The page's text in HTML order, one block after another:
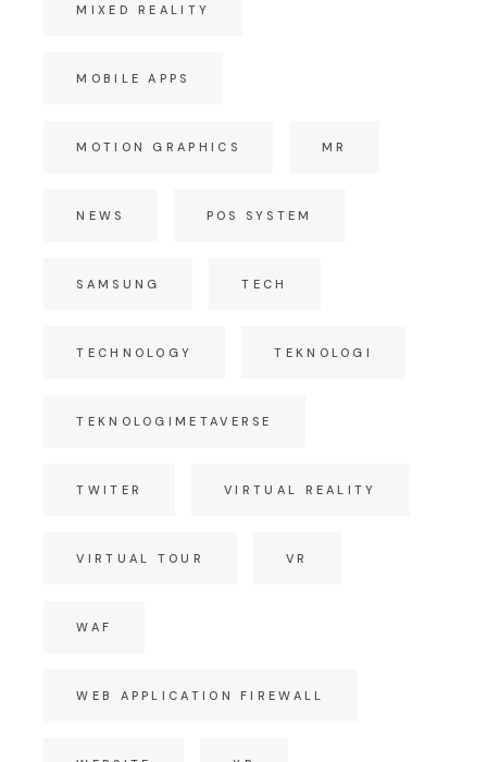
MIXED REALITY
MOBILE APPS
MOTION GRAPHICS MR
NEWS POS SYSTEM
SAMSUNG TECH
TECHNOLOGY TEKNOLOGI
TEKNOLOGIMETAVERSE
TWITER VIRTUAL REALITY
VIRTUAL TOUR VR
WAF
WEB APPLICATION FIREWALL